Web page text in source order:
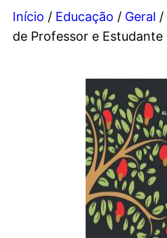
Início / Educação / Geral /
de Professor e Estudante